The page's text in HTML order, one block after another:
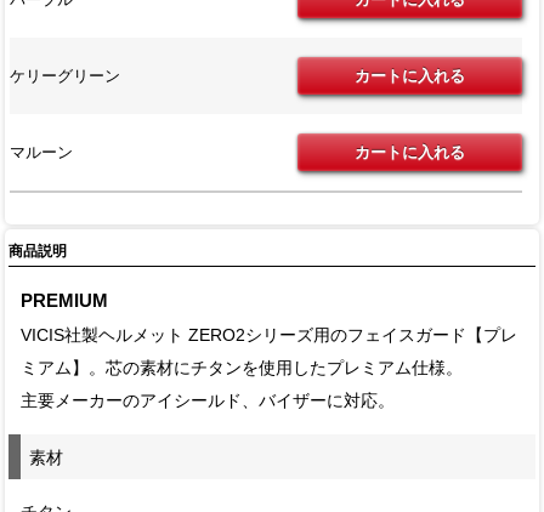
ケリーグリーン
マルーン
商品説明
PREMIUM
VICIS社製ヘルメット ZERO2シリーズ用のフェイスガード【プレ
ミアム】。芯の素材にチタンを使用したプレミアム仕様。
主要メーカーのアイシールド、バイザーに対応。
素材